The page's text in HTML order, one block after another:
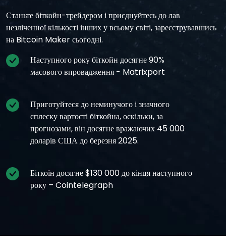
Станьте біткойн-трейдером і приєднуйтесь до лав
незліченної кількості інших у всьому світі, зареєструвавшись
на Bitcoin Maker сьогодні.
Наступного року біткойн досягне 90%
масового впровадження - Matrixport
Приготуйтеся до неминучого і значного
сплеску вартості біткойна, оскільки, за
прогнозами, він досягне вражаючих 45 000
доларів США до березня 2025.
Біткоїн досягне $130 000 до кінця наступного
року – Cointelegraph